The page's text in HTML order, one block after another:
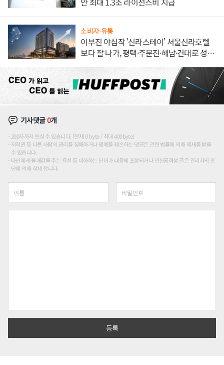
소비자·유통
이부진 야심작 '신라스테이' 서울신라호텔
보다 잘 나가, 평택·주문진·해남·건대로 성
기사댓글0개
200자까지 쓰실 수 있습니다. (현재 0 byte / 최대 400byte)
저작권 등 다른 사람의 권리를 침해하거나 명예를 훼손하는 댓글은 관련 법률에 의해 제재를 받을
수 있습니다.
타인에게 불쾌감을 주는 욕설 등 비하하는 단어가 내용에 포함되거나 인신공격성 글은 관리자의 판
단에 의해 삭제 합니다.